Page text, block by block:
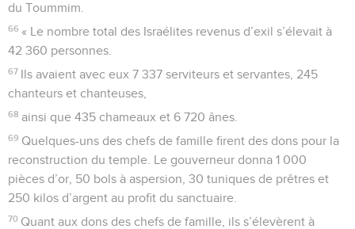
du Toummim.
66 « Le nombre total des Israélites revenus d’exil s’élevait à
42 360 personnes.
67 Ils avaient avec eux 7 337 serviteurs et servantes, 245
chanteurs et chanteuses,
68 ainsi que 435 chameaux et 6 720 ânes.
69 Quelques-uns des chefs de famille firent des dons pour la
reconstruction du temple. Le gouverneur donna 1 000
pièces d’or, 50 bols à aspersion, 30 tuniques de prêtres et
250 kilos d’argent au profit du sanctuaire.
70 Quant aux dons des chefs de famille, ils s’élevèrent à